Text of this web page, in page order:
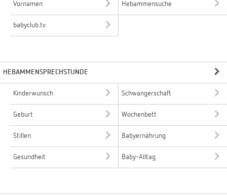
Vornamen Hebammensuche
babyclub.tv
HEBAMMENSPRECHSTUNDE
Kinderwunsch Schwangerschaft
Geburt Wochenbett
Stillen Babyernährung
Gesundheit Baby-Alltag